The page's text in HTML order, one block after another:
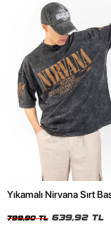
Yıkamalı Nirvana Sırt
799,90 TL 639,92 TL